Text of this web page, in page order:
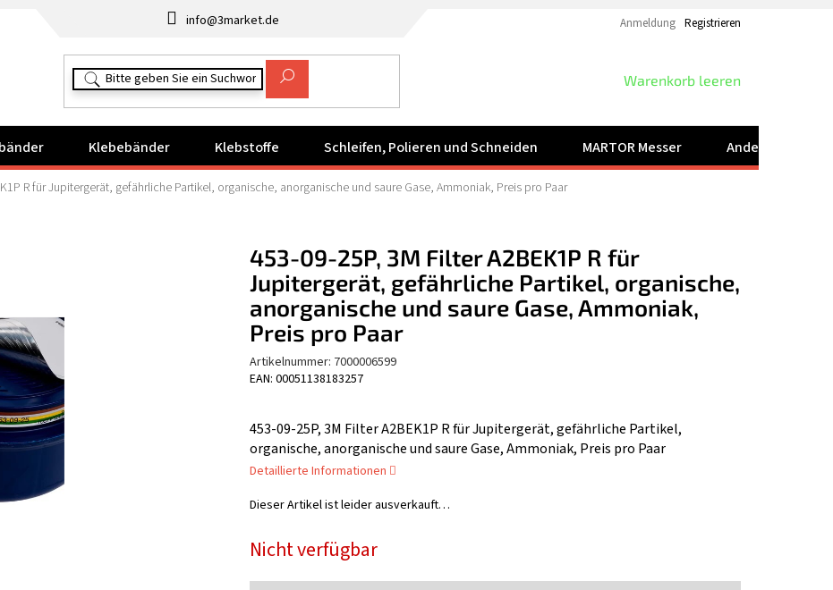
info@3market.de Anmeldung Registrieren
WARENKORB
Warenkorb leeren
Klebebänder Klebstoffe Schleifen, Polieren und Schneiden MARTOR Messer Andere Produkte
R für Jupitergerät, gefährliche Partikel, organische, anorganische und saure Gase, Ammoniak, Preis pro Paar
Nicht verfügbar
Dieser Artikel ist leider ausverkauft…
453-09-25P, 3M Filter A2BEK1P R für Jupitergerät, gefährliche Partikel,
organische, anorganische und saure Gase, Ammoniak, Preis pro Paar
Detaillierte Informationen
453-09-25P, 3M Filter A2BEK1P R für
Jupitergerät, gefährliche Partikel, organische,
anorganische und saure Gase, Ammoniak,
Preis pro Paar
Artikelnummer: 7000006599
EAN: 00051138183257